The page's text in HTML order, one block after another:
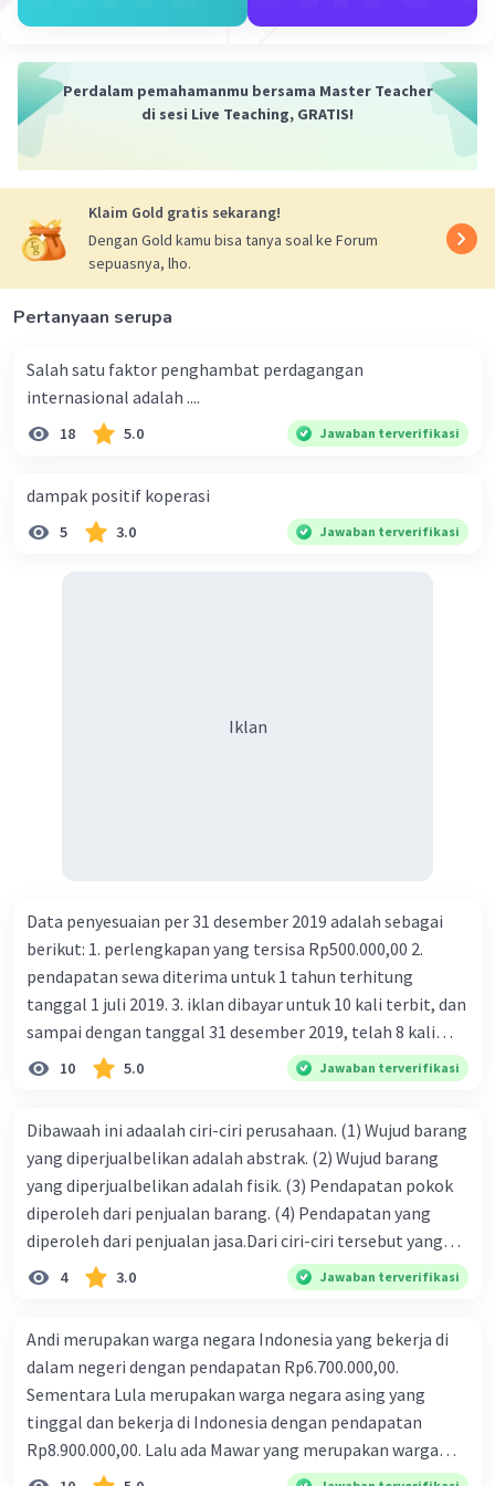
Perdalam pemahamanmu bersama Master Teacher
di sesi Live Teaching, GRATIS!
Klaim Gold gratis sekarang!
Dengan Gold kamu bisa tanya soal ke Forum
sepuasnya, lho.
Pertanyaan serupa
Salah satu faktor penghambat perdagangan
internasional adalah ....
18 5.0 Jawaban terverifikasi
dampak positif koperasi
5 3.0 Jawaban terverifikasi
Iklan
Data penyesuaian per 31 desember 2019 adalah sebagai
berikut: 1. perlengkapan yang tersisa Rp500.000,00 2.
pendapatan sewa diterima untuk 1 tahun terhitung
tanggal 1 juli 2019. 3. iklan dibayar untuk 10 kali terbit, dan
sampai dengan tanggal 31 desember 2019, telah 8 kali
terbit. 4. gaji terutang untuk periode berjalan sebesar
Rp800.000,00 dari data di atas, pencatatan jurnal pembalik
10 5.0 Jawaban terverifikasi
Dibawaah ini adaalah ciri-ciri perusahaan. (1) Wujud barang
yang diperjualbelikan adalah abstrak. (2) Wujud barang
yang diperjualbelikan adalah fisik. (3) Pendapatan pokok
diperoleh dari penjualan barang. (4) Pendapatan yang
diperoleh dari penjualan jasa.Dari ciri-ciri tersebut yang
merupakan ciri dari perusahaan dagang ditunjukan pada
nomor…. a. 1 dan 3 b. 3 dan 4 c. 2 dan 3 d. 1 dan 2 e. 2 dan 4
4 3.0 Jawaban terverifikasi
Andi merupakan warga negara Indonesia yang bekerja di
dalam negeri dengan pendapatan Rp6.700.000,00.
Sementara Lula merupakan warga negara asing yang
tinggal dan bekerja di Indonesia dengan pendapatan
Rp8.900.000,00. Lalu ada Mawar yang merupakan warga
negara Indonesia yang tinggal dan bekerja di luar negeri